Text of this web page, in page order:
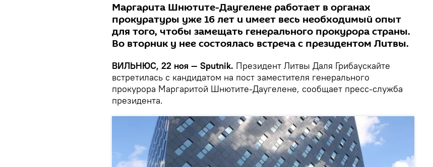
Маргарита Шнютите-Даугелене работает в органах
прокуратуры уже 16 лет и имеет весь необходимый опыт
для того, чтобы замещать генерального прокурора страны.
Во вторник у нее состоялась встреча с президентом Литвы.
ВИЛЬНЮС, 22 ноя — Sputnik. Президент Литвы Даля Грибаускайте
встретилась с кандидатом на пост заместителя генерального
прокурора Маргаритой Шнютите-Даугелене, сообщает пресс-служба
президента.